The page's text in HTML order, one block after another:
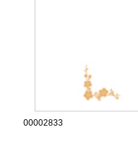
00002833